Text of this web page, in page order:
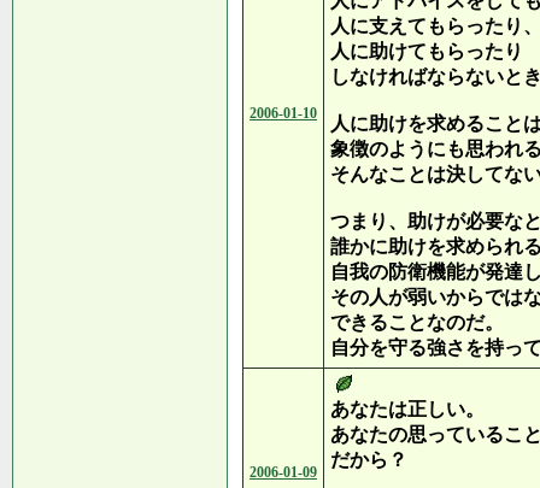
2006-01-10
人に支えてもらったり
人に助けてもらったり
しなければならないと
人に助けを求めること
象徴のようにも思われ
そんなことは決してな
つまり、助けが必要な
誰かに助けを求められ
自我の防衛機能が発達
その人が弱いからでは
できることなのだ。
自分を守る強さを持っ
2006-01-09
あなたは正しい。
あなたの思っているこ
だから？